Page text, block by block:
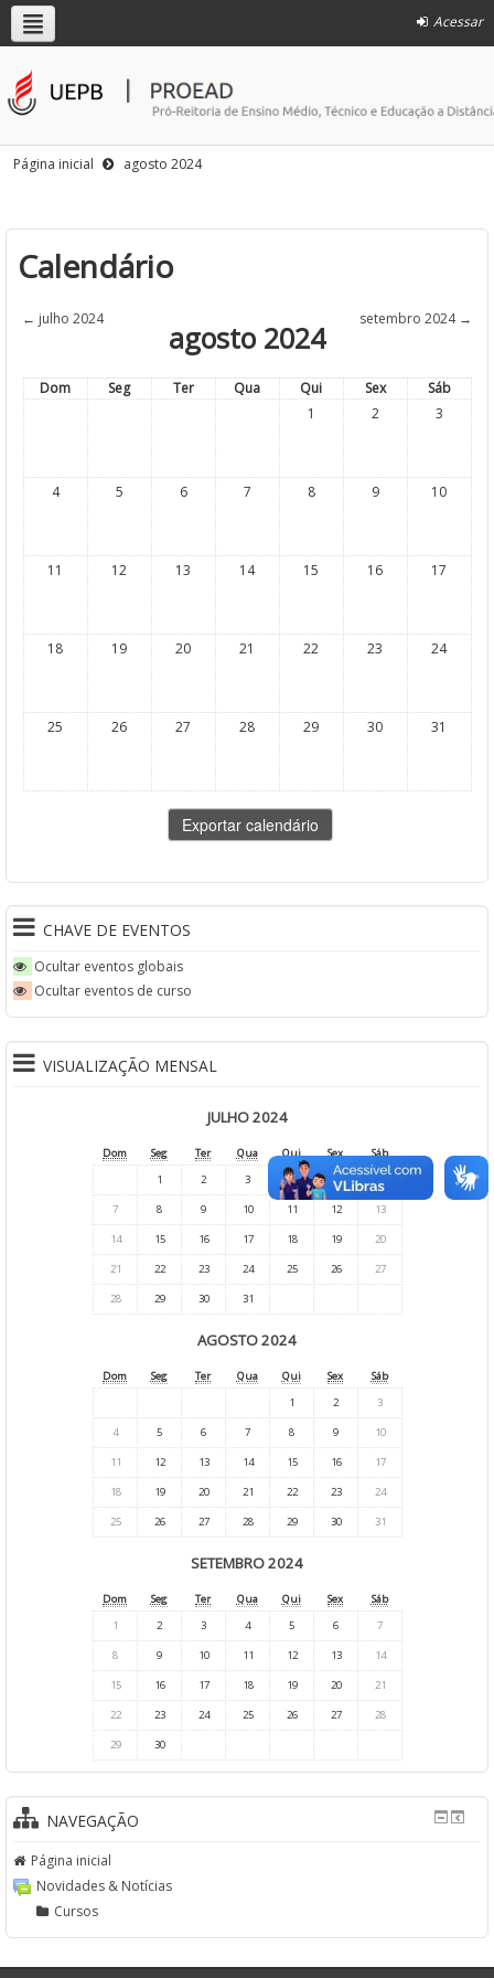
Acessar
Página inicial agosto 2024
Calendário
← julho 2024
agosto 2024
setembro 2024 →
Dom Seg Ter Qua Qui Sex
Sáb
1
2 3
4 5 6 7 8 9 10
11 12 13 14 15 16 17
18 19 20 21 22 23 24
25 26 27 28 29 30 31
CHAVE DE EVENTOS
Ocultar eventos globais
Ocultar eventos de curso
VISUALIZAÇÃO MENSAL
JULHO 2024
Dom Seg Ter Qua Qui Sex
Sáb
1
2 3 4 5 6
7 8 9 10 11 12 13
14 15 16 17 18 19 20
21 22 23 24 25 26 27
28 29 30 31
AGOSTO 2024
Dom Seg Ter Qua Qui Sex
Sáb
1
2 3
4 5 6 7 8 9 10
11 12 13 14 15 16 17
18 19 20 21 22 23 24
25 26 27 28 29 30 31
SETEMBRO 2024
Dom Seg Ter Qua Qui Sex
Sáb
1
2 3 4 5 6 7
8 9 10 11 12 13 14
15 16 17 18 19 20 21
22 23 24 25 26 27 28
29 30
NAVEGAÇÃO
Página inicial
Novidades & Notícias
Cursos